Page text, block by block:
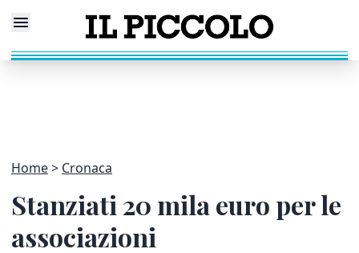
Home Cronaca
Stanziati 20 mila euro per le
associazioni